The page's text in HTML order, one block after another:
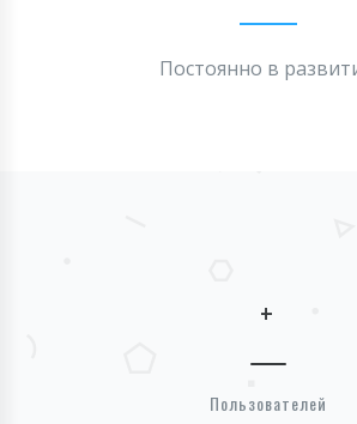
Постоянно в
+
Пользователей